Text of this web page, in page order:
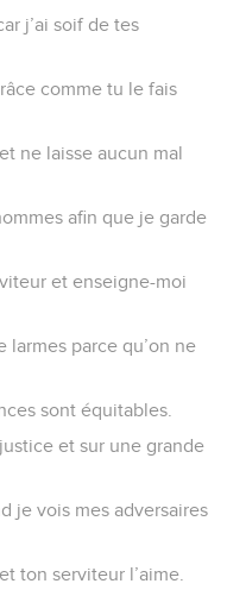
j’ai soif de tes
comme tu le fais
ne laisse aucun mal
afin que je garde
et enseigne-moi
larmes parce qu’on ne
sont équitables.
et sur une grande
je vois mes adversaires
ton serviteur l’aime.